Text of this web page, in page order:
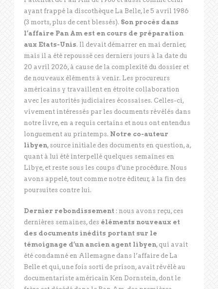
ayant frappé la discothèque La Belle, le 5 avril 1986
(3 morts, plus de cent blessés). Son procès dans
l’affaire Pan Am est en cours de préparation
aux Etats-Unis. Il devait démarrer en mai dernier,
mais il a été repoussé ces derniers jours à la date du
20 avril 2026, à cause de la complexité du dossier et
de nouveaux éléments à venir. Les procureurs
américains y travaillent en étroite collaboration
avec les autorités judiciaires écossaises. Celles-ci,
vivement intéressés par les documents révélés dans
notre livre, en a requis certains et nous ont entendus
longuement au printemps. Notre co-auteur
libyen, source initiale des documents en question, a,
quant à lui été interpellé quelques semaines en
Libye, et reste sous les coups d’une procédure. Nous
avons appelé, tout comme notre éditeur, à la fin des
poursuites contre lui.
Dernier rebondissement : nous avons reçu, ces
dernières semaines, des éléments nouveaux et
des documents inédits portant sur le
témoignage d’un ancien agent libyen, qui avait
été condamné en Allemagne dans l’affaire de La
Belle et qui, une fois sorti de prison, avait révélé au
documentariste américain Ken Dornstein, dont le